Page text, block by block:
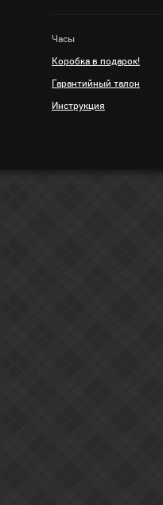
Часы
Коробка в подарок!
Гарантийный талон
Инструкция